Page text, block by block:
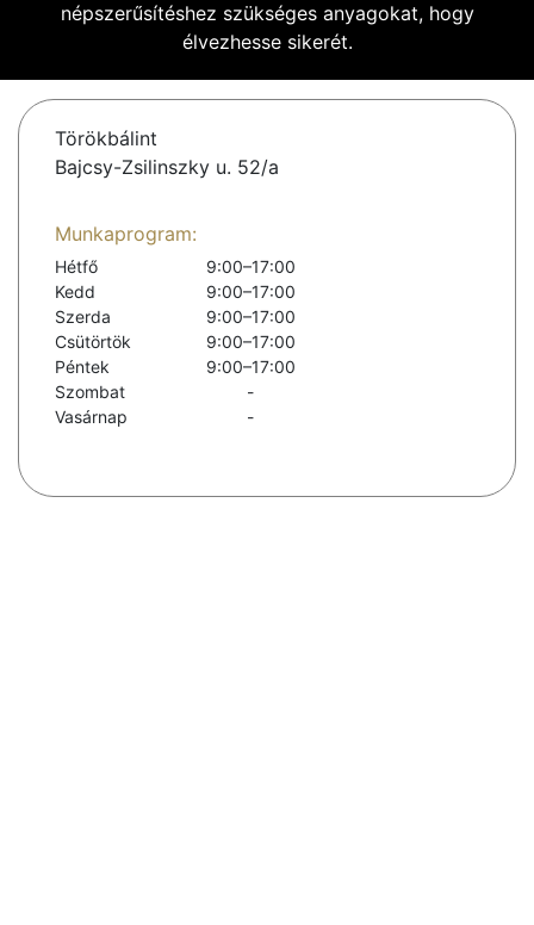
népszerűsítéshez szükséges anyagokat, hogy
élvezhesse sikerét.
Törökbálint
Bajcsy-Zsilinszky u. 52/a
Munkaprogram:
Hétfő
9:00–17:00
Kedd
9:00–17:00
Szerda
9:00–17:00
Csütörtök
9:00–17:00
Péntek
9:00–17:00
Szombat
-
Vasárnap
-